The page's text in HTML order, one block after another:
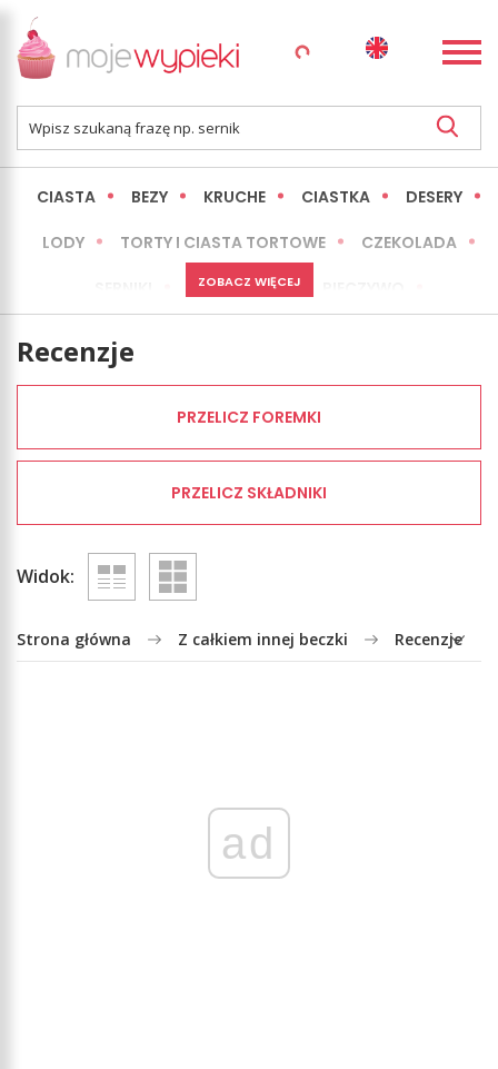
CIASTA BEZY KRUCHE CIASTKA DESERY
LODY TORTY I CIASTA TORTOWE CZEKOLADA
MINI WYPIEKI
ZOBACZ WIĘCEJ
Recenzje
PRZELICZ FOREMKI
PRZELICZ SKŁADNIKI
Widok:
Strona główna Z całkiem innej beczki Recenzje
ad